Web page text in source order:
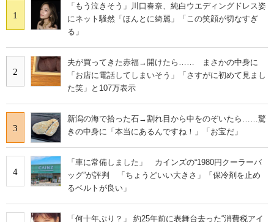
1
「もう泣きそう」川口春奈、純白ウエディングドレス姿
にネット騒然「ほんとに綺麗」「この笑顔が切なすぎ
る」
2
夫が買ってきた赤福→開けたら…… まさかの中身に
「お店に電話してしまいそう」「さすがに初めて見まし
た笑」と107万表示
3
新潟の海で拾った石→割れ目から中をのぞいたら……驚
きの中身に「本当にあるんですね！」「お宝だ」
4
「車に常備しました」 カインズの“1980円クーラーバ
ッグ”が評判 「ちょうどいい大きさ」「保冷剤を止め
るベルトが良い」
「何十年ぶり？」 約25年前に表舞台去った“消費税アイ